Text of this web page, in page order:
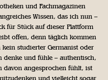
und Fachmagazinen
Wissen, das ich nun –
für Stück auf dieser Plattform
offen, denn täglich kommen
studierter Germanist oder
denke und fühle – authentisch,
davon angesprochen fühlt, ist
und vielleicht sogar